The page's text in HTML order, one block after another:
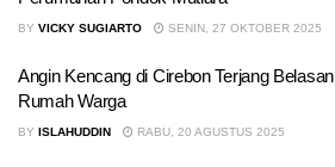
BY VICKY SUGIARTO SENIN, 27 OKTOBER 2025
Angin Kencang di Cirebon Terjang Belasan
Rumah Warga
BY ISLAHUDDIN RABU, 20 AGUSTUS 2025